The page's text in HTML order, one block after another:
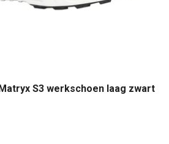
S3 werkschoen laag zwart